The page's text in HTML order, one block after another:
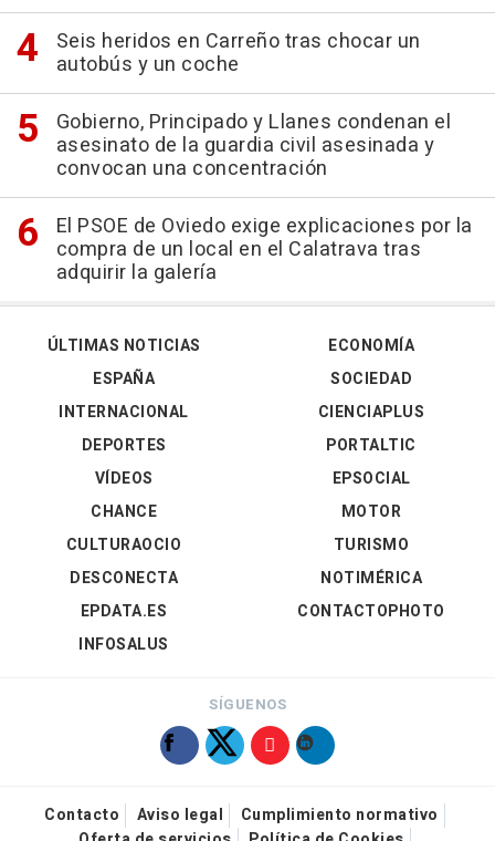
Seis heridos en Carreño tras chocar un
autobús y un coche
Gobierno, Principado y Llanes condenan el
asesinato de la guardia civil asesinada y
convocan una concentración
El PSOE de Oviedo exige explicaciones por la
compra de un local en el Calatrava tras
adquirir la galería
ÚLTIMAS NOTICIAS
ESPAÑA
INTERNACIONAL
DEPORTES
VÍDEOS
ECONOMÍA
SOCIEDAD
CIENCIAPLUS
PORTALTIC
EPSOCIAL
CHANCE
CULTURAOCIO
DESCONECTA
EPDATA.ES
INFOSALUS
MOTOR
TURISMO
NOTIMÉRICA
CONTACTOPHOTO
SÍGUENOS
Contacto Aviso legal
Cumplimiento normativo